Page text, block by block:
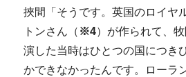
挾間「そうです。英国のロイヤ
トンさん（ ※4）が作られて、
演した当時はひとつの国につき
かできなかったんです。ローラ